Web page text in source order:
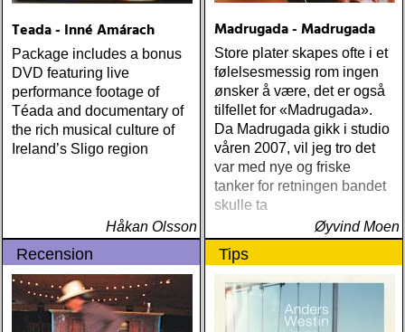
Teada - Inné Amárach
Package includes a bonus
DVD featuring live
performance footage of
Téada and documentary of
the rich musical culture of
Ireland’s Sligo region
Håkan Olsson
Madrugada - Madrugada
Store plater skapes ofte i et
følelsesmessig rom ingen
ønsker å være, det er også
tilfellet for «Madrugada».
Da Madrugada gikk i studio
våren 2007, vil jeg tro det
var med nye og friske
tanker for retningen bandet
skulle ta
Øyvind Moen
Recension Tips